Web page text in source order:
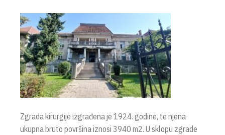
Zgrada kirurgije izgrađena je 1924. godine, te njena
ukupna bruto površina iznosi 3940 m2. U sklopu zgrade